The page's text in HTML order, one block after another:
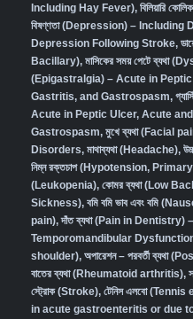
Including Hay Fever), বিলিয়ারি
বিষণ্ণতা (Depression) –
Depression Following Stroke,
Bacillary), মাসিকের সময় পেটে ব্যথা
(Epigastralgia) – Acute in
Gastritis, and Gastrospasm,
Acute in Peptic Ulcer, Acute
Gastrospasm, মুখে ব্যথা (Facial
Disorders, মাথাব্যথা (Headache),
নিম্ন রক্তচাপ (Hypotension,
(Leukopenia), কোমর ব্যথা (Low
Sickness), বমি বমি ভাব এবং বমি
pain),দাঁত ব্যথা (Pain in
Temporomandibular
shoulder), অপারেশন – পরবর্তী ব্যথা
বাতের ব্যথা (Rheumatoid arthritis),
স্ট্রোক (Stroke), টেনিস এলবো (Tennis
in acute gastroenteritis or due